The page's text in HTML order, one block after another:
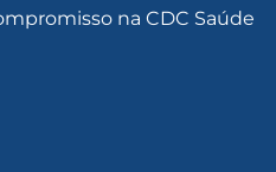
na CDC Saúde